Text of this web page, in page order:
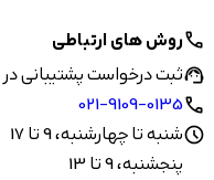
callروش های ارتباطی
support_agentثبت درخواست پشتیبانی در
call
021-9109-0135
scheduleشنبه تا چهارشنبه، 9 تا 17
پنجشنبه، 9 تا 13